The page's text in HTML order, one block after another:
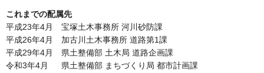
これまでの配属先
平成23年4月 宝塚土木事務所 河川砂防課
平成26年4月 加古川土木事務所 道路第1課
平成29年4月 県土整備部 土木局 道路企画課
令和3年4月 県土整備部 まちづくり局 都市計画課